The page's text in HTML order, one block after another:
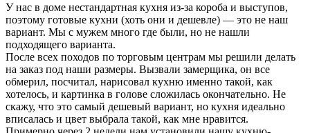
У нас в доме нестандартная кухня из-за короба и выступов,
поэтому готовые кухни (хоть они и дешевле) — это не наш
вариант. Мы с мужем много где были, но не нашли
подходящего варианта.
После всех походов по торговым центрам мы решили делать
на заказ под наши размеры. Вызвали замерщика, он все
обмерил, посчитал, нарисовал кухню именно такой, как
хотелось, и картинка в голове сложилась окончательно. Не
скажу, что это самый дешевый вариант, но кухня идеально
вписалась и цвет выбрала такой, как мне нравится.